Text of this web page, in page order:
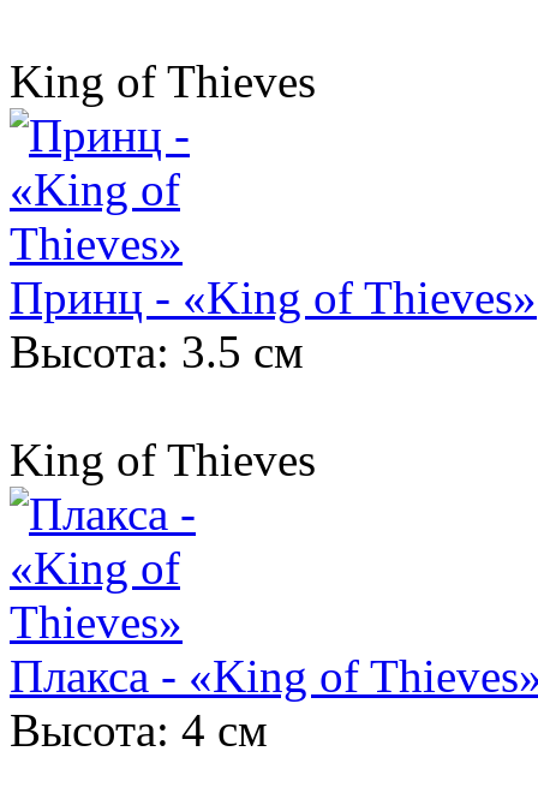
King of Thieves
Принц - «King of Thieves»
Высота: 3.5 см
King of Thieves
Плакса - «King of
Высота: 4 см